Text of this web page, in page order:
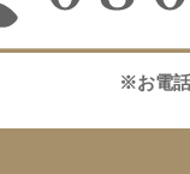
※お電話